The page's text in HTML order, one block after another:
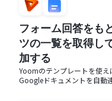
フォーム回答をも
ツの一覧を取得し
加する
Yoomのテンプレートを使
Googleドキュメントを自動